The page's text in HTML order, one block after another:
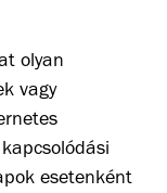
olyan
vagy
esetenként